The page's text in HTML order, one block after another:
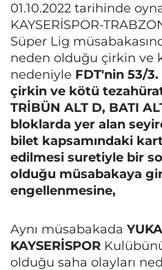
01.10.2022 tarihinde
KAYSERİSPOR-
Süper Lig
neden olduğu çirkin ve
nedeniyle FDT'nin 53/
çirkin ve kötü
TRİBÜN ALT D, BATI
bloklarda yer alan
bilet kapsamındaki
edilmesi suretiyle bir
olduğu müsabakaya
engellenmesine,
Aynı müsabakada
KAYSERİSPOR
olduğu saha olayları